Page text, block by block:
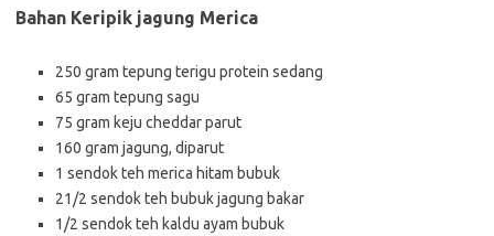
Bahan Keripik jagung Merica
250 gram tepung terigu protein sedang
65 gram tepung sagu
75 gram keju cheddar parut
160 gram jagung, diparut
1 sendok teh merica hitam bubuk
21/2 sendok teh bubuk jagung bakar
1/2 sendok teh kaldu ayam bubuk